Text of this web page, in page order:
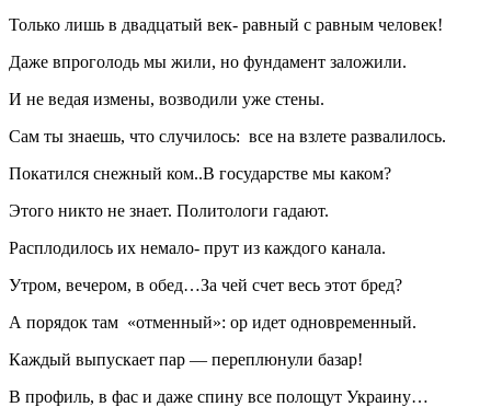
Только лишь в двадцатый век- равный с равным человек!
Даже впроголодь мы жили, но фундамент заложили.
И не ведая измены, возводили уже стены.
Сам ты знаешь, что случилось: все на взлете развалилось.
Покатился снежный ком..В государстве мы каком?
Этого никто не знает. Политологи гадают.
Расплодилось их немало- прут из каждого канала.
Утром, вечером, в обед…За чей счет весь этот бред?
А порядок там «отменный»: ор идет одновременный.
Каждый выпускает пар — переплюнули базар!
В профиль, в фас и даже спину все полощут Украину…